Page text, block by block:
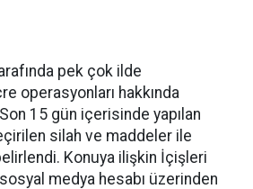
pek çok ilde
operasyonları hakkında
15 gün içerisinde yapılan
silah ve maddeler ile
Konuya ilişkin İçişleri
medya hesabı üzerinden